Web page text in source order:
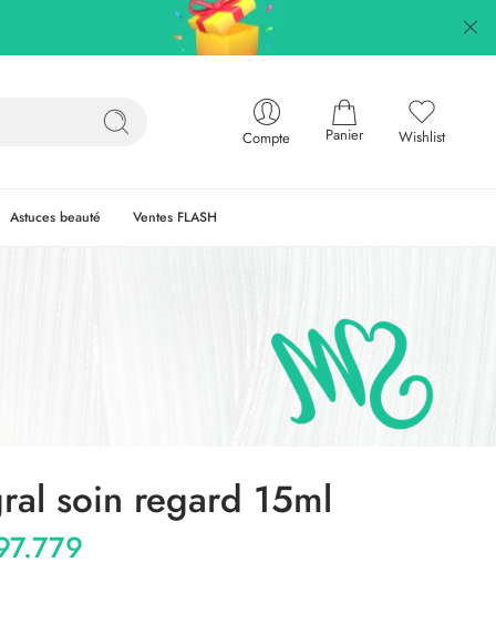
Compte Panier Wishlist
Astuces beauté Ventes FLASH
soin regard 15ml